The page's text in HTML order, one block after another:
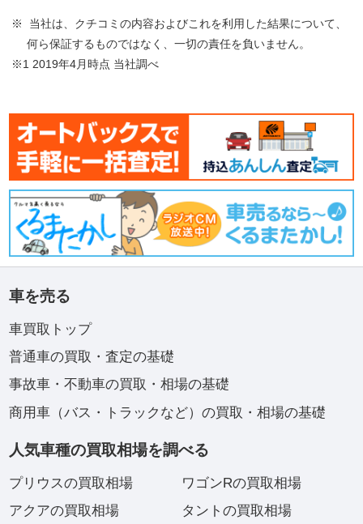
※ 当社は、クチコミの内容およびこれを利用した結果について、
何ら保証するものではなく、一切の責任を負いません。
※1 2019年4月時点 当社調べ
車を売る
車買取トップ
普通車の買取・査定の基礎
事故車・不動車の買取・相場の基礎
商用車（バス・トラックなど）の買取・相場の基礎
人気車種の買取相場を調べる
プリウスの買取相場
アクアの買取相場
ワゴンRの買取相場
タントの買取相場